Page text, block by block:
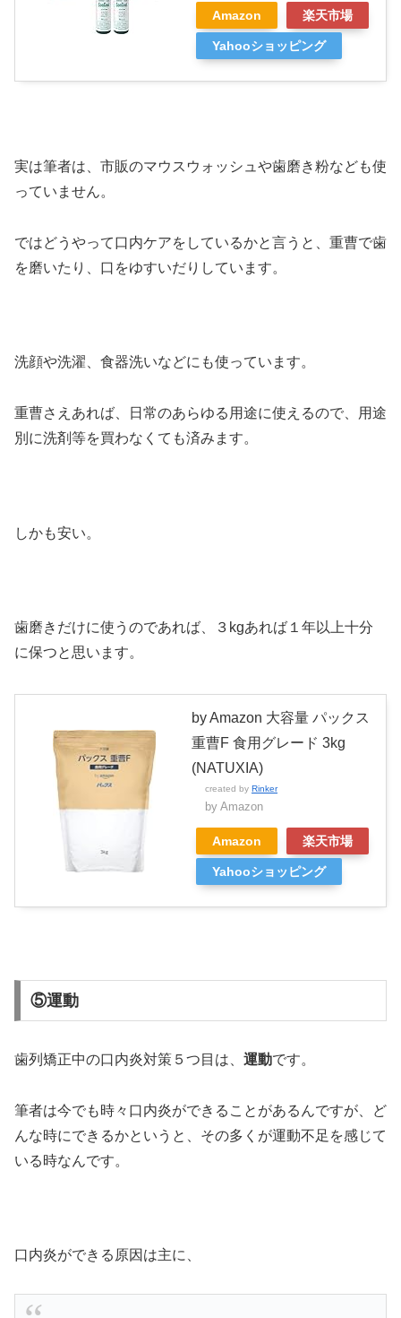
Amazon 楽天市場
Yahooショッピング
実は筆者は、市販のマウスウォッシュや歯磨き粉なども使
っていません。
ではどうやって口内ケアをしているかと言うと、重曹で歯
を磨いたり、口をゆすいだりしています。
洗顔や洗濯、食器洗いなどにも使っています。
重曹さえあれば、日常のあらゆる用途に使えるので、用途
別に洗剤等を買わなくても済みます。
しかも安い。
歯磨きだけに使うのであれば、３kgあれば１年以上十分
に保つと思います。
by Amazon 大容量 パックス
重曹F 食用グレード 3kg
(NATUXIA)
created by Rinker
by Amazon
Amazon 楽天市場
Yahooショッピング
⑤運動
歯列矯正中の口内炎対策５つ目は、 運動です。
筆者は今でも時々口内炎ができることがあるんですが、ど
んな時にできるかというと、その多くが運動不足を感じて
いる時なんです。
口内炎ができる原因は主に、